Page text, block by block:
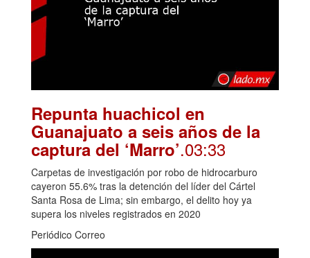
Repunta huachicol en
Guanajuato a seis años de la
captura del ‘Marro’.03:33
Carpetas de investigación por robo de hidrocarburo
cayeron 55.6% tras la detención del líder del Cártel
Santa Rosa de Lima; sin embargo, el delito hoy ya
supera los niveles registrados en 2020
Periódico Correo